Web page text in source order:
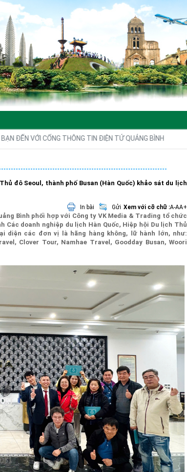
ĐẾN VỚI CỔNG THÔNG TIN ĐIỆN TỬ QUẢNG BÌNH
đô Seoul, thành phố Busan (Hàn Quốc) khảo sát du lịch
In bài Gửi Xem với cỡ chữ :A-AA+
Bình phối hợp với Công ty VK Media & Trading tổ chức
doanh nghiệp du lịch Hàn Quốc, Hiệp hội Du lịch Thủ
diện các đơn vị là hãng hàng không, lữ hành lớn, như:
Clover Tour, Namhae Travel, Goodday Busan, Woori